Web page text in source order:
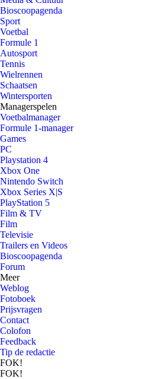
Bioscoopagenda
Sport
Voetbal
Formule 1
Autosport
Tennis
Wielrennen
Schaatsen
Wintersporten
Managerspelen
Voetbalmanager
Formule 1-manager
Games
PC
Playstation 4
Xbox One
Nintendo Switch
Xbox Series X|S
PlayStation 5
Film & TV
Film
Televisie
Trailers en Videos
Bioscoopagenda
Forum
Meer
Weblog
Fotoboek
Prijsvragen
Contact
Colofon
Feedback
Tip de redactie
FOK!
FOK!